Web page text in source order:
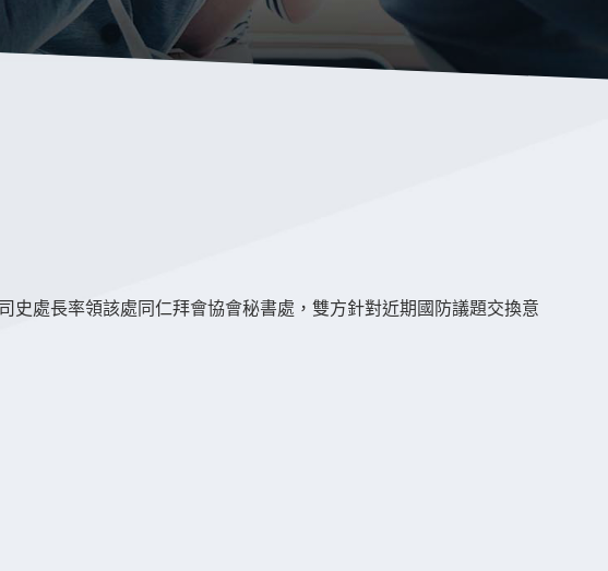
史處長率領該處同仁拜會協會秘書處，雙方針對近期國防議題交換意